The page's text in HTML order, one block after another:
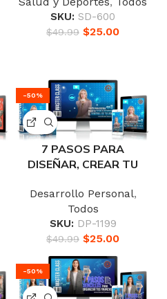
SKU: SD-600
$49.99 $25.00
-50%
7 PASOS PARA
DISEÑAR, CREAR TU
EL CONTROL DE TU
VIDA
Desarrollo Personal,
Todos
SKU: DP-1199
$49.99 $25.00
-50%